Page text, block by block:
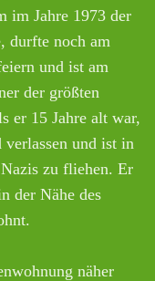
im Jahre 1973 der
durfte noch am
und ist am
der größten
er 15 Jahre alt war,
und ist in
zu fliehen. Er
der Nähe des
näher